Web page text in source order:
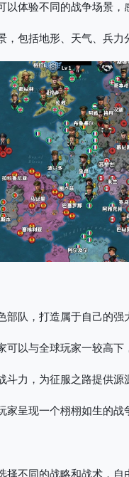
以体验不同的战争场景，
，包括地形、天气、兵力
部队，打造属于自己的强
可以与全球玩家一较高下
斗力，为征服之路提供源
家呈现一个栩栩如生的战
择不同的战略和战术，自